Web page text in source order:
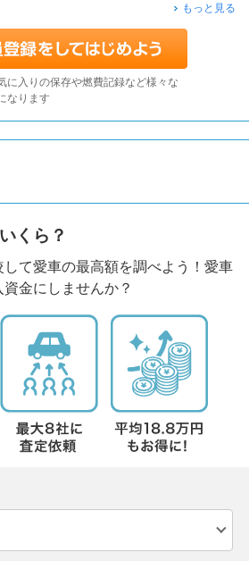
もっと見る
に入りの保存や燃費記録など様々な
なります
くら？
て愛車の最高額を調べよう！愛車
金にしませんか？